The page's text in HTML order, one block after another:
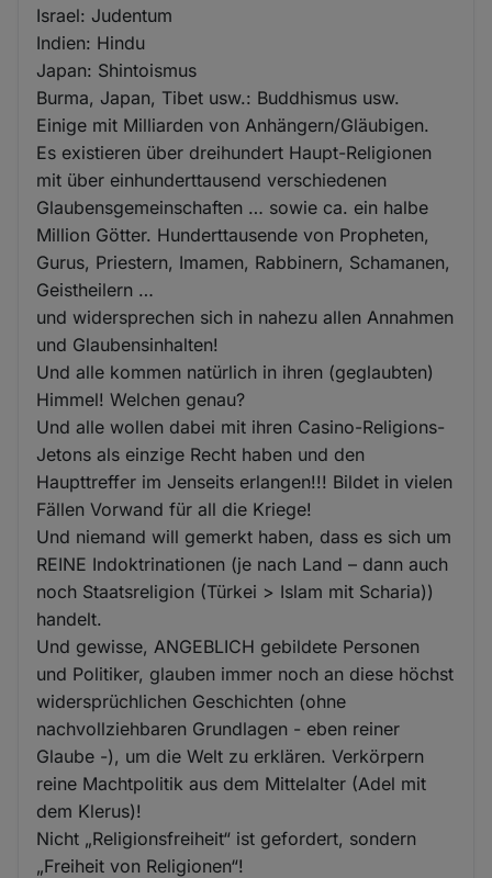
Israel: Judentum
Indien: Hindu
Japan: Shintoismus
Burma, Japan, Tibet usw.: Buddhismus usw.
Einige mit Milliarden von Anhängern/Gläubigen.
Es existieren über dreihundert Haupt-Religionen
mit über einhunderttausend verschiedenen
Glaubensgemeinschaften … sowie ca. ein halbe
Million Götter. Hunderttausende von Propheten,
Gurus, Priestern, Imamen, Rabbinern, Schamanen,
Geistheilern …
und widersprechen sich in nahezu allen Annahmen
und Glaubensinhalten!
Und alle kommen natürlich in ihren (geglaubten)
Himmel! Welchen genau?
Und alle wollen dabei mit ihren Casino-Religions-
Jetons als einzige Recht haben und den
Haupttreffer im Jenseits erlangen!!! Bildet in vielen
Fällen Vorwand für all die Kriege!
Und niemand will gemerkt haben, dass es sich um
REINE Indoktrinationen (je nach Land – dann auch
noch Staatsreligion (Türkei > Islam mit Scharia))
handelt.
Und gewisse, ANGEBLICH gebildete Personen
und Politiker, glauben immer noch an diese höchst
widersprüchlichen Geschichten (ohne
nachvollziehbaren Grundlagen - eben reiner
Glaube -), um die Welt zu erklären. Verkörpern
reine Machtpolitik aus dem Mittelalter (Adel mit
dem Klerus)!
Nicht „Religionsfreiheit“ ist gefordert, sondern
„Freiheit von Religionen“!